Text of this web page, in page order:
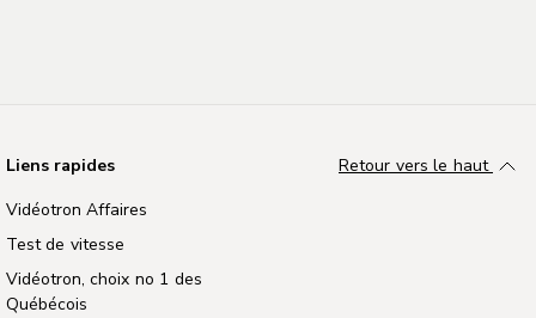
CONNECTIVITÉ SANS FIL
Wi-Fi 6 (802.11ax) avec MIMO 2x2
Liens rapides
Vidéotron Affaires
Test de vitesse
Vidéotron, choix no 1 des
Québécois
Retour vers le haut